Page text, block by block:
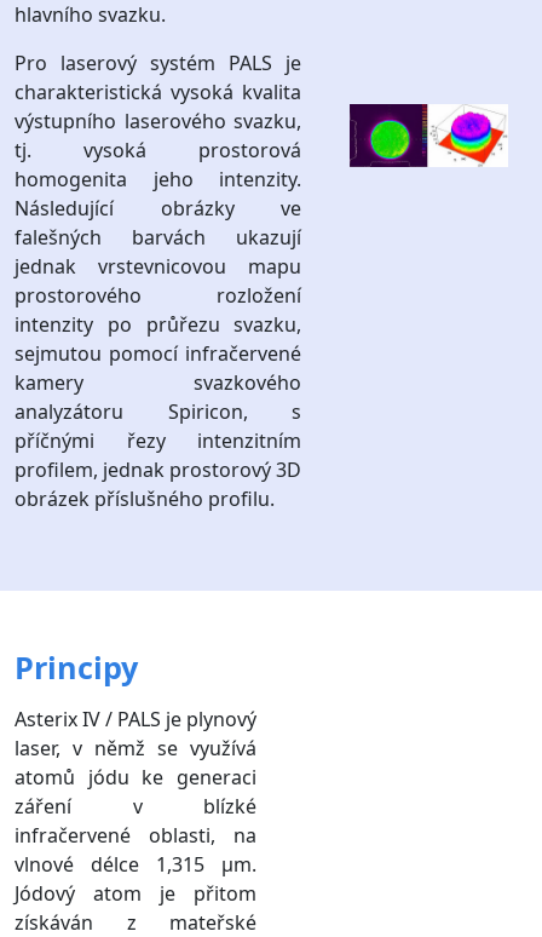
hlavního svazku.
Pro laserový systém PALS je
charakteristická vysoká kvalita
výstupního laserového svazku,
tj. vysoká prostorová
homogenita jeho intenzity.
Následující obrázky ve
falešných barvách ukazují
jednak vrstevnicovou mapu
prostorového rozložení
intenzity po průřezu svazku,
sejmutou pomocí infračervené
kamery svazkového
analyzátoru Spiricon, s
příčnými řezy intenzitním
profilem, jednak prostorový 3D
obrázek příslušného profilu.
Principy
Asterix IV / PALS je plynový
laser, v němž se využívá
atomů jódu ke generaci
záření v blízké
infračervené oblasti, na
vlnové délce 1,315 µm.
Jódový atom je přitom
získáván z mateřské